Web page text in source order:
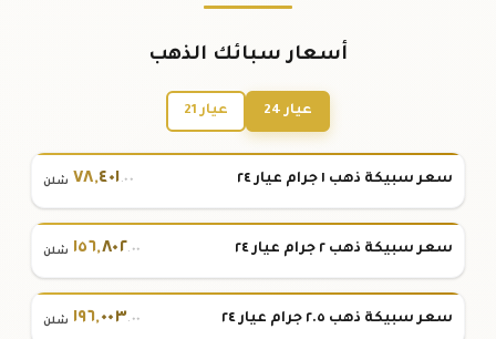
أسعار سبائك الذهب
عيار 24 عيار 21
سعر سبيكة ذهب ١ جرام عيار ٢٤ ٧٨,٤٠١.٠٠ شلن
سعر سبيكة ذهب ٢ جرام عيار ٢٤ ١٥٦,٨٠٢.٠٠ شلن
سعر سبيكة ذهب ٢.٥ جرام عيار ٢٤ ١٩٦,٠٠٣.٠٠ شلن